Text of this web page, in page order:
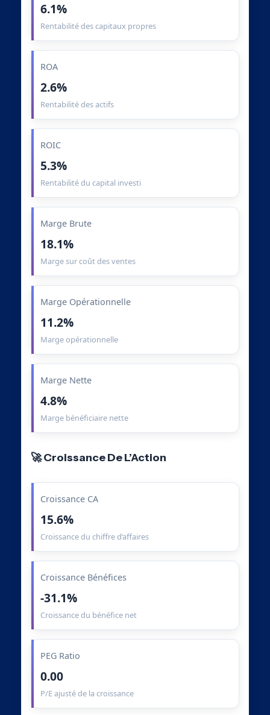
6.1%
Rentabilité des capitaux propres
ROA
2.6%
Rentabilité des actifs
ROIC
5.3%
Rentabilité du capital investi
Marge Brute
18.1%
Marge sur coût des ventes
Marge Opérationnelle
11.2%
Marge opérationnelle
Marge Nette
4.8%
Marge bénéficiaire nette
🚀 Croissance De L’Action
Croissance CA
15.6%
Croissance du chiffre d’affaires
Croissance Bénéfices
-31.1%
Croissance du bénéfice net
PEG Ratio
0.00
P/E ajusté de la croissance